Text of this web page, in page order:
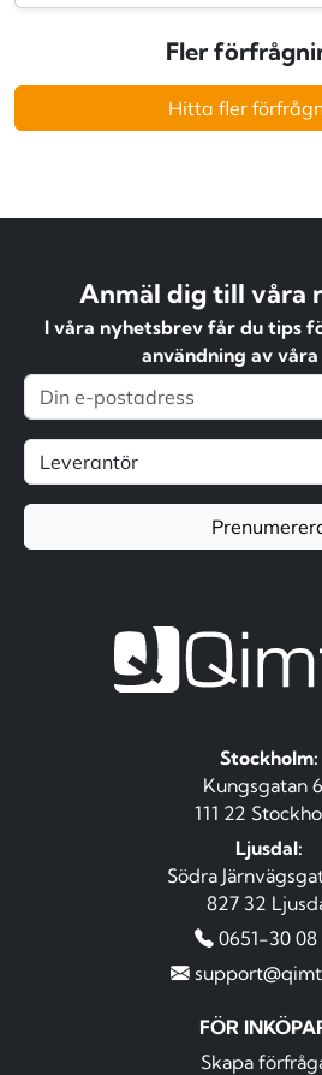
Fler
Hitta fler
Anmäl dig till våra
I våra nyhetsbrev får du tips
användning av
Stockholm:
Kungsgatan
111 22
Ljusdal:
Södra
827 32
0651-30 08
FÖR
Skapa